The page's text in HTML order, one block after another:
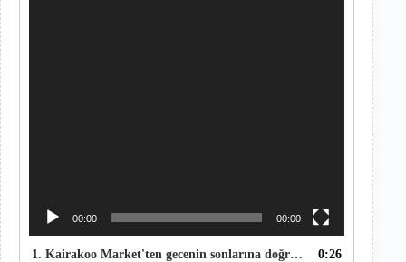
00:00 00:00
1. Kairakoo Market'ten gecenin sonlarına doğru kısa bir video 0:26